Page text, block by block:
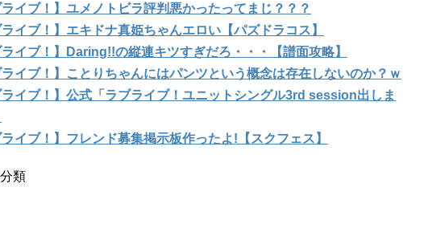
ライブ！】ユメノトビラ評判悪かったってまじ？？？
ライブ！】エキドナ真姫ちゃんエロい【パズドラコス】
ライブ！】Daring!!の縦連キツすぎだろ・・・【譜面攻略】
ライブ！】ことりちゃんにはパンツという概念は存在しないのか？ｗ
ライブ！】公式「ラブライブ！ユニットシングル3rd session出しま
ライブ！】フレンド募集掲示板作ったよ!【スクフェス】
類